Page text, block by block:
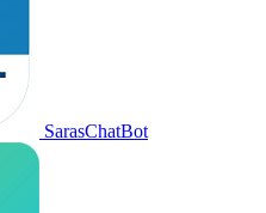
SarasChatBot